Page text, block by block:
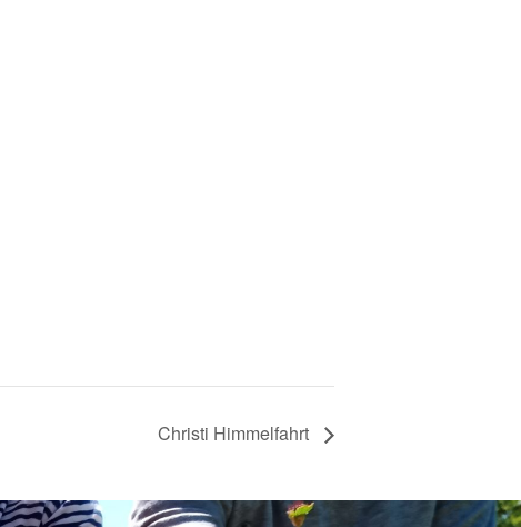
Christi Himmelfahrt